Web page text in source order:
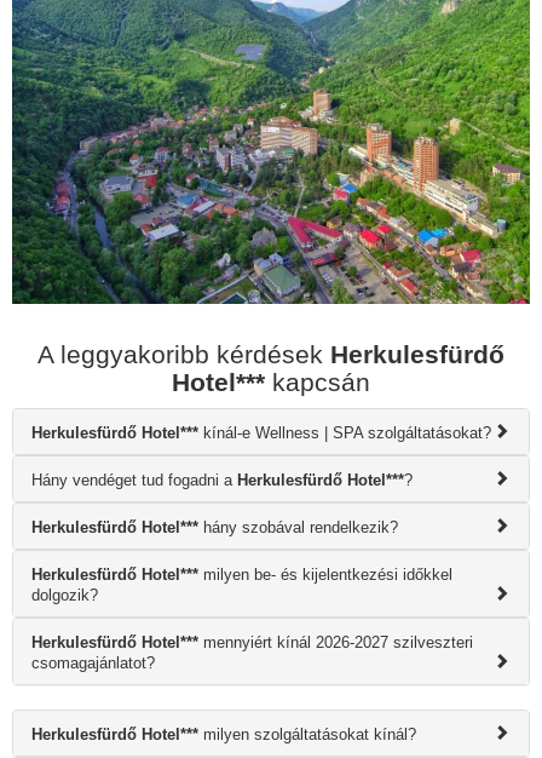
A leggyakoribb kérdések Herkulesfürdő
Hotel*** kapcsán
Herkulesfürdő Hotel*** kínál-e Wellness | SPA szolgáltatásokat?
Hány vendéget tud fogadni a Herkulesfürdő Hotel***?
Herkulesfürdő Hotel*** hány szobával rendelkezik?
Herkulesfürdő Hotel*** milyen be- és kijelentkezési időkkel
dolgozik?
Herkulesfürdő Hotel*** mennyiért kínál 2026-2027 szilveszteri
csomagajánlatot?
Herkulesfürdő Hotel*** milyen szolgáltatásokat kínál?